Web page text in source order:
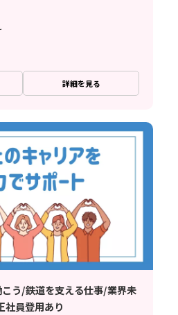
詳細を見る
こう/鉄道を支える仕事/業界未
員登用あり